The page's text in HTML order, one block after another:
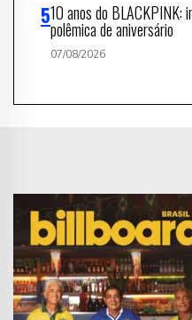
10 anos do BLACKPINK:
polêmica de aniversário
07/08/2026